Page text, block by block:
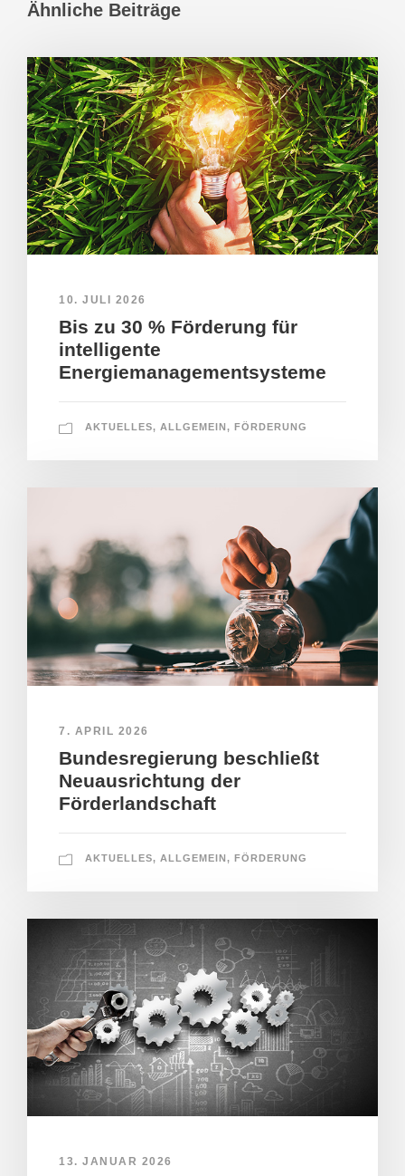
Ähnliche Beiträge
10. JULI 2026
Bis zu 30 % Förderung für
intelligente
Energiemanagementsysteme
AKTUELLES, ALLGEMEIN , FÖRDERUNG
7. APRIL 2026
Bundesregierung beschließt
Neuausrichtung der
Förderlandschaft
AKTUELLES, ALLGEMEIN, FÖRDERUNG
13. JANUAR 2026